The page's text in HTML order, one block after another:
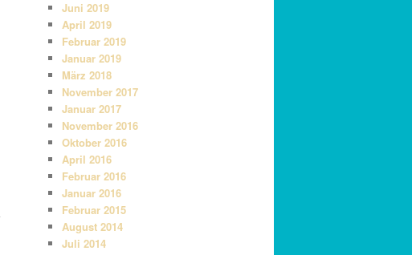
Juni 2019
April 2019
Februar 2019
Januar 2019
März 2018
November 2017
Januar 2017
November 2016
Oktober 2016
April 2016
Februar 2016
Januar 2016
Februar 2015
August 2014
Juli 2014